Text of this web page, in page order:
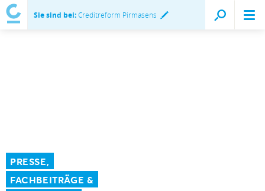
Sie sind bei:Creditreform Pirmasens
PRESSE,
FACHBEITRÄGE &